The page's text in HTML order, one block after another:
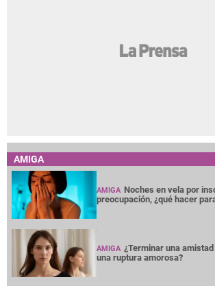
AMIGA
AMIGA Noches en vela por
preocupación, ¿qué hacer
AMIGA ¿Terminar una
una ruptura amorosa?